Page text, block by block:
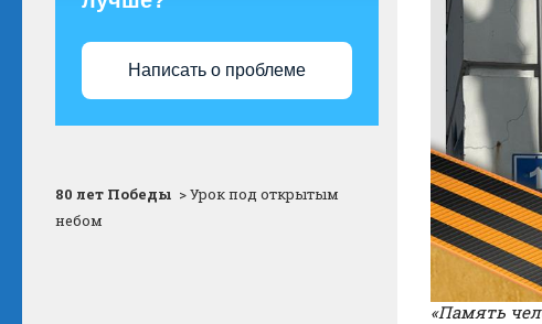
«Память
Написать о проблеме
80 лет Победы >Урок под открытым
небом